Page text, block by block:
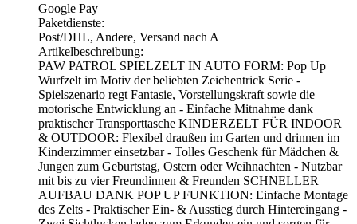
Google Pay
Paketdienste:
Post/DHL, Andere, Versand nach A
Artikelbeschreibung:
PAW PATROL SPIELZELT IN AUTO FORM: Pop Up
Wurfzelt im Motiv der beliebten Zeichentrick Serie -
Spielszenario regt Fantasie, Vorstellungskraft sowie die
motorische Entwicklung an - Einfache Mitnahme dank
praktischer Transporttasche KINDERZELT FÜR INDOOR
& OUTDOOR: Flexibel draußen im Garten und drinnen im
Kinderzimmer einsetzbar - Tolles Geschenk für Mädchen &
Jungen zum Geburtstag, Ostern oder Weihnachten - Nutzbar
mit bis zu vier Freundinnen & Freunden SCHNELLER
AUFBAU DANK POP UP FUNKTION: Einfache Montage
des Zelts - Praktischer Ein- & Ausstieg durch Hintereingang -